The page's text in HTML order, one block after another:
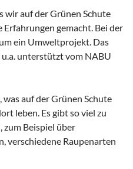
wir auf der Grünen Schute
gemacht. Bei der
ein Umweltprojekt. Das
unterstützt vom NABU
was auf der Grünen Schute
leben. Es gibt so viel zu
zum Beispiel über
verschiedene Raupenarten